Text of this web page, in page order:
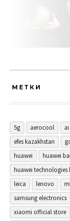
МЕТКИ
5g aerocool ai
efes kazakhstan
huawei
huawei
huawei technologies
leica
lenovo
samsung electronics
xiaomi official store